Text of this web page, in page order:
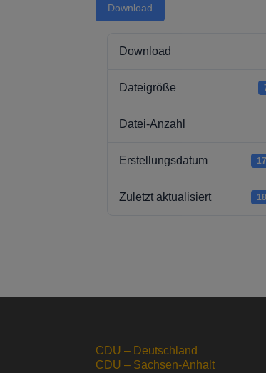
Download
Download
Dateigröße
Datei-Anzahl
Erstellungsdatum
Zuletzt aktualisiert
CDU – Deutschland
CDU – Sachsen-Anhalt